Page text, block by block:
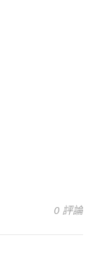
0 評論